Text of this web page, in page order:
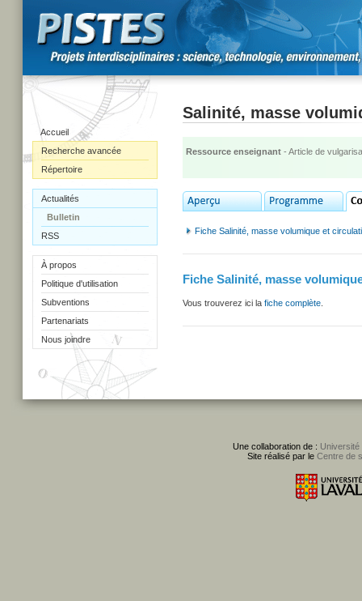
Accueil
Recherche avancée
Répertoire
Actualités
Bulletin
RSS
À propos
Politique d'utilisation
Subventions
Partenariats
Nous joindre
Salinité, masse
Ressource enseignant - Article de
Fiche Salinité, masse volumique et
Fiche Salinité, masse
Vous trouverez ici la fiche complète
Une collaboration de : Université
Site réalisé par le Centre de